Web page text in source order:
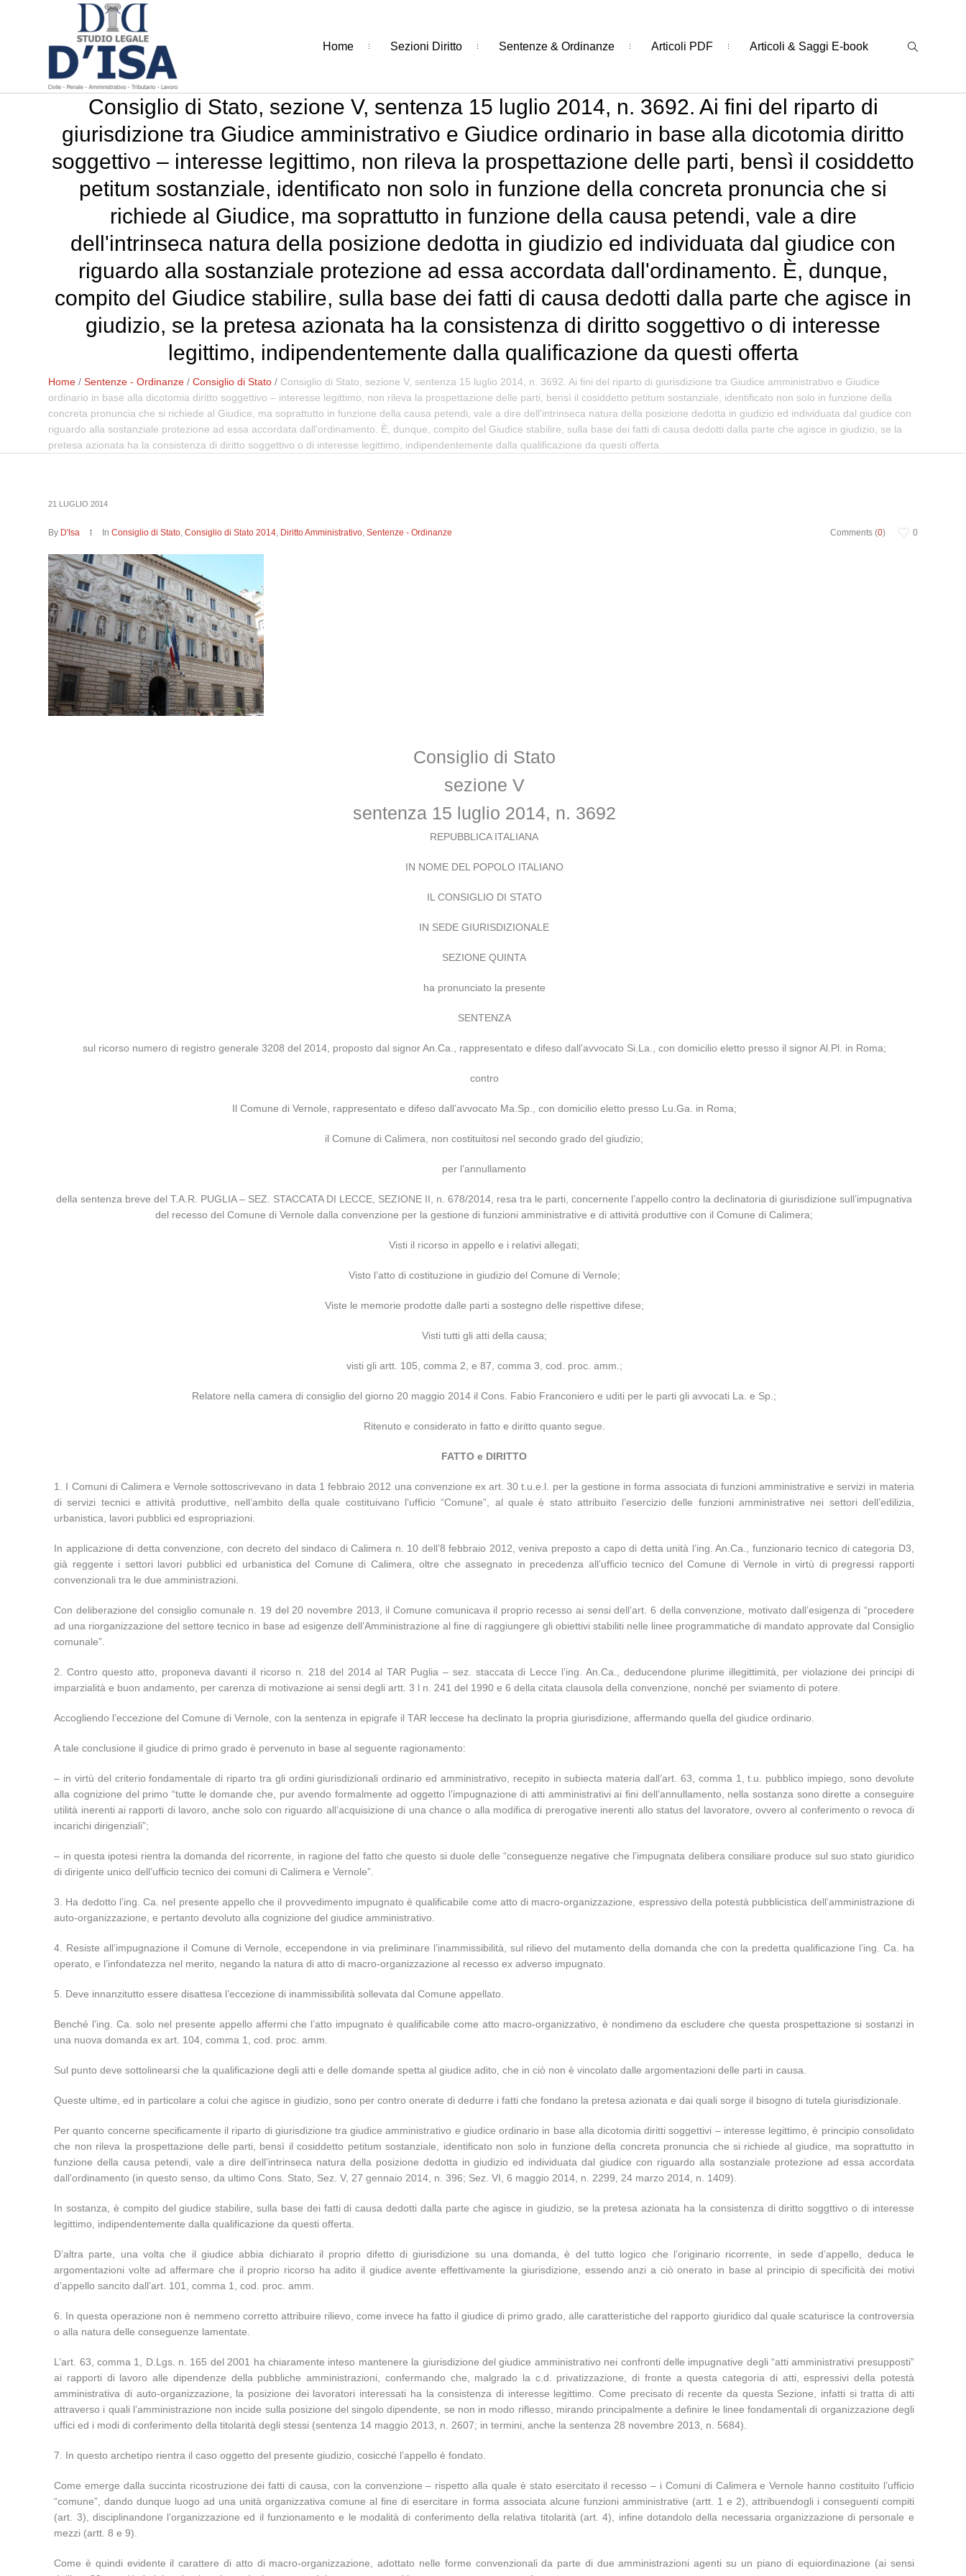
Home Sezioni Diritto Sentenze & Ordinanze Articoli PDF Articoli & Saggi E-book
Consiglio di Stato, sezione V, sentenza 15 luglio 2014, n. 3692. Ai fini del riparto di
giurisdizione tra Giudice amministrativo e Giudice ordinario in base alla dicotomia diritto
soggettivo – interesse legittimo, non rileva la prospettazione delle parti, bensì il cosiddetto
petitum sostanziale, identificato non solo in funzione della concreta pronuncia che si
richiede al Giudice, ma soprattutto in funzione della causa petendi, vale a dire
dell'intrinseca natura della posizione dedotta in giudizio ed individuata dal giudice con
riguardo alla sostanziale protezione ad essa accordata dall'ordinamento. È, dunque,
compito del Giudice stabilire, sulla base dei fatti di causa dedotti dalla parte che agisce in
giudizio, se la pretesa azionata ha la consistenza di diritto soggettivo o di interesse
legittimo, indipendentemente dalla qualificazione da questi offerta
Home /Sentenze - Ordinanze /Consiglio di Stato / Consiglio di Stato, sezione V, sentenza 15 luglio 2014, n. 3692. Ai fini del riparto di giurisdizione tra Giudice amministrativo e Giudice
ordinario in base alla dicotomia diritto soggettivo – interesse legittimo, non rileva la prospettazione delle parti, bensì il cosiddetto petitum sostanziale, identificato non solo in funzione della
concreta pronuncia che si richiede al Giudice, ma soprattutto in funzione della causa petendi, vale a dire dell'intrinseca natura della posizione dedotta in giudizio ed individuata dal giudice con
riguardo alla sostanziale protezione ad essa accordata dall'ordinamento. È, dunque, compito del Giudice stabilire, sulla base dei fatti di causa dedotti dalla parte che agisce in giudizio, se la
pretesa azionata ha la consistenza di diritto soggettivo o di interesse legittimo, indipendentemente dalla qualificazione da questi offerta
21 LUGLIO 2014
Comments (0) 0
By D'Isa InConsiglio di Stato,Consiglio di Stato 2014, Diritto Amministrativo,Sentenze - Ordinanze
Consiglio di Stato
sezione V
sentenza 15 luglio 2014, n. 3692
REPUBBLICA ITALIANA
IN NOME DEL POPOLO ITALIANO
IL CONSIGLIO DI STATO
IN SEDE GIURISDIZIONALE
SEZIONE QUINTA
ha pronunciato la presente
SENTENZA
sul ricorso numero di registro generale 3208 del 2014, proposto dal signor An.Ca., rappresentato e difeso dall’avvocato Si.La., con domicilio eletto presso il signor Al.Pl. in Roma;
contro
Il Comune di Vernole, rappresentato e difeso dall’avvocato Ma.Sp., con domicilio eletto presso Lu.Ga. in Roma;
il Comune di Calimera, non costituitosi nel secondo grado del giudizio;
per l’annullamento
della sentenza breve del T.A.R. PUGLIA – SEZ. STACCATA DI LECCE, SEZIONE II, n. 678/2014, resa tra le parti, concernente l’appello contro la declinatoria di giurisdizione sull’impugnativa
del recesso del Comune di Vernole dalla convenzione per la gestione di funzioni amministrative e di attività produttive con il Comune di Calimera;
Visti il ricorso in appello e i relativi allegati;
Visto l’atto di costituzione in giudizio del Comune di Vernole;
Viste le memorie prodotte dalle parti a sostegno delle rispettive difese;
Visti tutti gli atti della causa;
visti gli artt. 105, comma 2, e 87, comma 3, cod. proc. amm.;
Relatore nella camera di consiglio del giorno 20 maggio 2014 il Cons. Fabio Franconiero e uditi per le parti gli avvocati La. e Sp.;
Ritenuto e considerato in fatto e diritto quanto segue.
FATTO e DIRITTO
1. I Comuni di Calimera e Vernole sottoscrivevano in data 1 febbraio 2012 una convenzione ex art. 30 t.u.e.l. per la gestione in forma associata di funzioni amministrative e servizi in materia
di servizi tecnici e attività produttive, nell’ambito della quale costituivano l’ufficio “Comune”, al quale è stato attribuito l’esercizio delle funzioni amministrative nei settori dell’edilizia,
urbanistica, lavori pubblici ed espropriazioni.
In applicazione di detta convenzione, con decreto del sindaco di Calimera n. 10 dell’8 febbraio 2012, veniva preposto a capo di detta unità l’ing. An.Ca., funzionario tecnico di categoria D3,
già reggente i settori lavori pubblici ed urbanistica del Comune di Calimera, oltre che assegnato in precedenza all’ufficio tecnico del Comune di Vernole in virtù di pregressi rapporti
convenzionali tra le due amministrazioni.
Con deliberazione del consiglio comunale n. 19 del 20 novembre 2013, il Comune comunicava il proprio recesso ai sensi dell’art. 6 della convenzione, motivato dall’esigenza di “procedere
ad una riorganizzazione del settore tecnico in base ad esigenze dell’Amministrazione al fine di raggiungere gli obiettivi stabiliti nelle linee programmatiche di mandato approvate dal Consiglio
comunale”.
2. Contro questo atto, proponeva davanti il ricorso n. 218 del 2014 al TAR Puglia – sez. staccata di Lecce l’ing. An.Ca., deducendone plurime illegittimità, per violazione dei principi di
imparzialità e buon andamento, per carenza di motivazione ai sensi degli artt. 3 l n. 241 del 1990 e 6 della citata clausola della convenzione, nonché per sviamento di potere.
Accogliendo l’eccezione del Comune di Vernole, con la sentenza in epigrafe il TAR leccese ha declinato la propria giurisdizione, affermando quella del giudice ordinario.
A tale conclusione il giudice di primo grado è pervenuto in base al seguente ragionamento:
– in virtù del criterio fondamentale di riparto tra gli ordini giurisdizionali ordinario ed amministrativo, recepito in subiecta materia dall’art. 63, comma 1, t.u. pubblico impiego, sono devolute
alla cognizione del primo “tutte le domande che, pur avendo formalmente ad oggetto l’impugnazione di atti amministrativi ai fini dell’annullamento, nella sostanza sono dirette a conseguire
utilità inerenti ai rapporti di lavoro, anche solo con riguardo all’acquisizione di una chance o alla modifica di prerogative inerenti allo status del lavoratore, ovvero al conferimento o revoca di
incarichi dirigenziali”;
– in questa ipotesi rientra la domanda del ricorrente, in ragione del fatto che questo si duole delle “conseguenze negative che l’impugnata delibera consiliare produce sul suo stato giuridico
di dirigente unico dell’ufficio tecnico dei comuni di Calimera e Vernole”.
3. Ha dedotto l’ing. Ca. nel presente appello che il provvedimento impugnato è qualificabile come atto di macro-organizzazione, espressivo della potestà pubblicistica dell’amministrazione di
auto-organizzazione, e pertanto devoluto alla cognizione del giudice amministrativo.
4. Resiste all’impugnazione il Comune di Vernole, eccependone in via preliminare l’inammissibilità, sul rilievo del mutamento della domanda che con la predetta qualificazione l’ing. Ca. ha
operato, e l’infondatezza nel merito, negando la natura di atto di macro-organizzazione al recesso ex adverso impugnato.
5. Deve innanzitutto essere disattesa l’eccezione di inammissibilità sollevata dal Comune appellato.
Benché l’ing. Ca. solo nel presente appello affermi che l’atto impugnato è qualificabile come atto macro-organizzativo, è nondimeno da escludere che questa prospettazione si sostanzi in
una nuova domanda ex art. 104, comma 1, cod. proc. amm.
Sul punto deve sottolinearsi che la qualificazione degli atti e delle domande spetta al giudice adito, che in ciò non è vincolato dalle argomentazioni delle parti in causa.
Queste ultime, ed in particolare a colui che agisce in giudizio, sono per contro onerate di dedurre i fatti che fondano la pretesa azionata e dai quali sorge il bisogno di tutela giurisdizionale.
Per quanto concerne specificamente il riparto di giurisdizione tra giudice amministrativo e giudice ordinario in base alla dicotomia diritti soggettivi – interesse legittimo, è principio consolidato
che non rileva la prospettazione delle parti, bensì il cosiddetto petitum sostanziale, identificato non solo in funzione della concreta pronuncia che si richiede al giudice, ma soprattutto in
funzione della causa petendi, vale a dire dell’intrinseca natura della posizione dedotta in giudizio ed individuata dal giudice con riguardo alla sostanziale protezione ad essa accordata
dall’ordinamento (in questo senso, da ultimo Cons. Stato, Sez. V, 27 gennaio 2014, n. 396; Sez. VI, 6 maggio 2014, n. 2299, 24 marzo 2014, n. 1409).
In sostanza, è compito del giudice stabilire, sulla base dei fatti di causa dedotti dalla parte che agisce in giudizio, se la pretesa azionata ha la consistenza di diritto soggttivo o di interesse
legittimo, indipendentemente dalla qualificazione da questi offerta.
D’altra parte, una volta che il giudice abbia dichiarato il proprio difetto di giurisdizione su una domanda, è del tutto logico che l’originario ricorrente, in sede d’appello, deduca le
argomentazioni volte ad affermare che il proprio ricorso ha adito il giudice avente effettivamente la giurisdizione, essendo anzi a ciò onerato in base al principio di specificità dei motivi
d’appello sancito dall’art. 101, comma 1, cod. proc. amm.
6. In questa operazione non è nemmeno corretto attribuire rilievo, come invece ha fatto il giudice di primo grado, alle caratteristiche del rapporto giuridico dal quale scaturisce la controversia
o alla natura delle conseguenze lamentate.
L’art. 63, comma 1, D.Lgs. n. 165 del 2001 ha chiaramente inteso mantenere la giurisdizione del giudice amministrativo nei confronti delle impugnative degli “atti amministrativi presupposti”
ai rapporti di lavoro alle dipendenze della pubbliche amministrazioni, confermando che, malgrado la c.d. privatizzazione, di fronte a questa categoria di atti, espressivi della potestà
amministrativa di auto-organizzazione, la posizione dei lavoratori interessati ha la consistenza di interesse legittimo. Come precisato di recente da questa Sezione, infatti si tratta di atti
attraverso i quali l’amministrazione non incide sulla posizione del singolo dipendente, se non in modo riflesso, mirando principalmente a definire le linee fondamentali di organizzazione degli
uffici ed i modi di conferimento della titolarità degli stessi (sentenza 14 maggio 2013, n. 2607; in termini, anche la sentenza 28 novembre 2013, n. 5684).
7. In questo archetipo rientra il caso oggetto del presente giudizio, cosicché l’appello è fondato.
Come emerge dalla succinta ricostruzione dei fatti di causa, con la convenzione – rispetto alla quale è stato esercitato il recesso – i Comuni di Calimera e Vernole hanno costituito l’ufficio
“comune”, dando dunque luogo ad una unità organizzativa comune al fine di esercitare in forma associata alcune funzioni amministrative (artt. 1 e 2), attribuendogli i conseguenti compiti
(art. 3), disciplinandone l’organizzazione ed il funzionamento e le modalità di conferimento della relativa titolarità (art. 4), infine dotandolo della necessaria organizzazione di personale e
mezzi (artt. 8 e 9).
Come è quindi evidente il carattere di atto di macro-organizzazione, adottato nelle forme convenzionali da parte di due amministrazioni agenti su un piano di equiordinazione (ai sensi